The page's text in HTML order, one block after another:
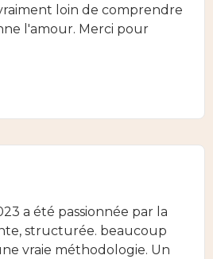
loin de comprendre
l'amour. Merci pour
a été passionnée par la
structurée. beaucoup
vraie méthodologie. Un